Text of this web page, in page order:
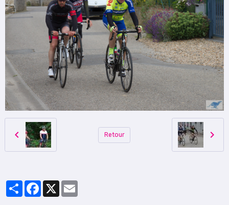
Retour
PartagerFacebook